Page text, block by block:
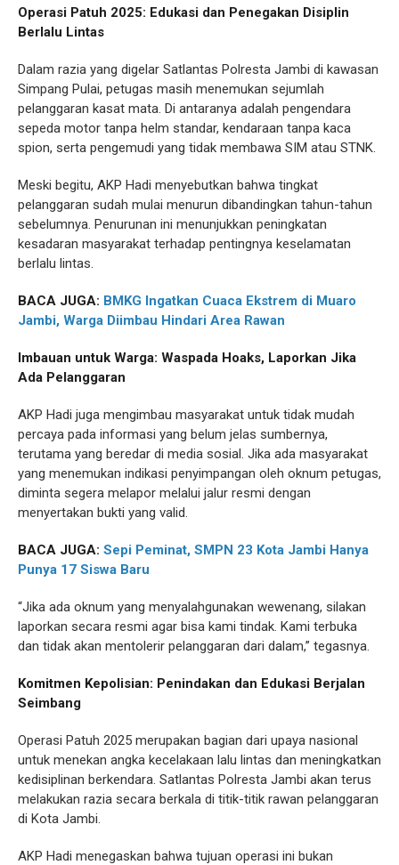
Operasi Patuh 2025: Edukasi dan Penegakan Disiplin
Berlalu Lintas
Dalam razia yang digelar Satlantas Polresta Jambi di kawasan
Simpang Pulai, petugas masih menemukan sejumlah
pelanggaran kasat mata. Di antaranya adalah pengendara
sepeda motor tanpa helm standar, kendaraan tanpa kaca
spion, serta pengemudi yang tidak membawa SIM atau STNK.
Meski begitu, AKP Hadi menyebutkan bahwa tingkat
pelanggaran sudah mulai menurun dibandingkan tahun-tahun
sebelumnya. Penurunan ini menunjukkan peningkatan
kesadaran masyarakat terhadap pentingnya keselamatan
berlalu lintas.
BACA JUGA: BMKG Ingatkan Cuaca Ekstrem di Muaro
Jambi, Warga Diimbau Hindari Area Rawan
Imbauan untuk Warga: Waspada Hoaks, Laporkan Jika
Ada Pelanggaran
AKP Hadi juga mengimbau masyarakat untuk tidak mudah
percaya pada informasi yang belum jelas sumbernya,
terutama yang beredar di media sosial. Jika ada masyarakat
yang menemukan indikasi penyimpangan oleh oknum petugas,
diminta segera melapor melalui jalur resmi dengan
menyertakan bukti yang valid.
BACA JUGA: Sepi Peminat, SMPN 23 Kota Jambi Hanya
Punya 17 Siswa Baru
“Jika ada oknum yang menyalahgunakan wewenang, silakan
laporkan secara resmi agar bisa kami tindak. Kami terbuka
dan tidak akan mentolerir pelanggaran dari dalam,” tegasnya.
Komitmen Kepolisian: Penindakan dan Edukasi Berjalan
Seimbang
Operasi Patuh 2025 merupakan bagian dari upaya nasional
untuk menekan angka kecelakaan lalu lintas dan meningkatkan
kedisiplinan berkendara. Satlantas Polresta Jambi akan terus
melakukan razia secara berkala di titik-titik rawan pelanggaran
di Kota Jambi.
AKP Hadi menegaskan bahwa tujuan operasi ini bukan